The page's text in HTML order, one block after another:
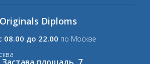
Originals Diploms
08.00 до 22.00 по Москве